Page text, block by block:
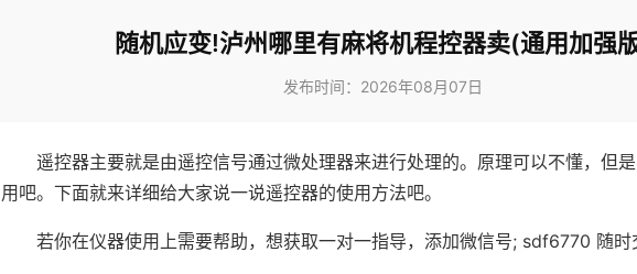
随机应变!泸州哪里有麻将机程控器卖(通用加强
发布时间：2026年08月07日
遥控器主要就是由遥控信号通过微处理器来进行处理的。原理可以不懂，但
用吧。下面就来详细给大家说一说遥控器的使用方法吧。
若你在仪器使用上需要帮助，想获取一对一指导，添加微信号; sdf6770 随时